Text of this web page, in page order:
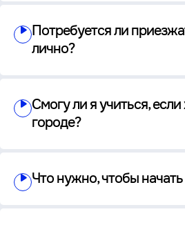
Потребуется ли
лично?
Смогу ли я учиться,
городе?
Что нужно, чтобы